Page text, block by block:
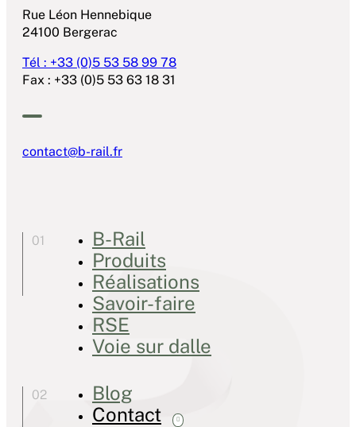
Rue Léon Hennebique
24100 Bergerac
Tél : +33 (0)5 53 58 99 78
Fax : +33 (0)5 53 63 18 31
contact@b-rail.fr
B-Rail
Produits
Réalisations
Savoir-faire
RSE
Voie sur dalle
Blog
Contact